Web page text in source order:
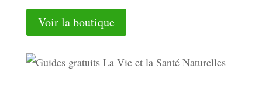
Voir la boutique